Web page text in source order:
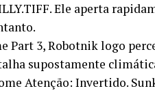
Ele aperta
Part 3, Robotnik logo
supostamente
Atenção: Invertido.